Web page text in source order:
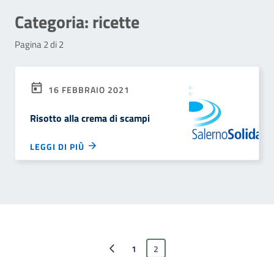
Categoria:ricette
Pagina 2 di 2
16 FEBBRAIO 2021
Risotto alla crema di scampi
LEGGI DI PIÙ
Pagina precedente
1 2